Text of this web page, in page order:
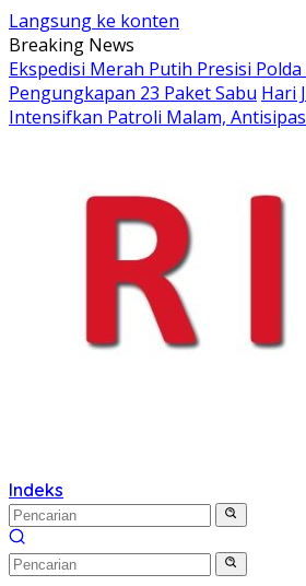
Langsung ke konten
Breaking News
Ekspedisi Merah Putih Presisi
Pengungkapan 23 Paket Sabu Hari
Intensifkan Patroli Malam,
Indeks